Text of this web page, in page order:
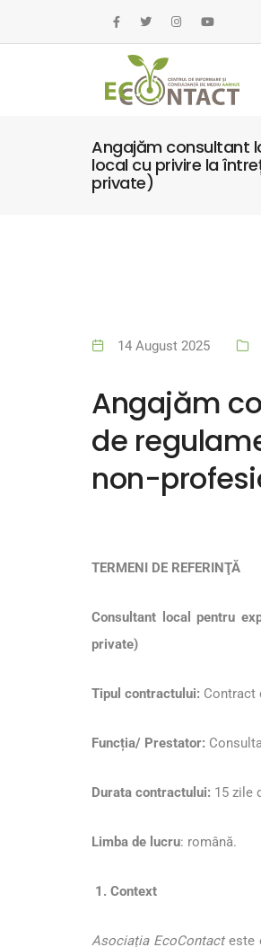
Angajăm consultant
local cu privire la
private)
14 August 2025
Angajăm
de
non-
TERMENI DE REFERINŢĂ
Consultant local pentru
private)
Tipul contractului: Contract
Funcția/ Prestator:
Durata contractului: 15 zile
Limba de lucru: română.
1. Context
Asociația EcoContacteste